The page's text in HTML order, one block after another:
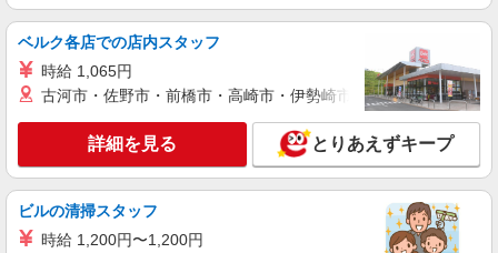
派遣社員
株式会社シエロ
時給1400円〜1450円（経験・能力による） ※
残業代支給 ★交通費別途支給（規定あり） ゜
+゜・。○。・゜+゜・。○。・゜+゜ 入社祝い金10
万円支給(規定有) お友達を紹介頂くと, インセンテ
ィブ支給(規定有) ★月2回払い・週払い可能（規程
有）★ ゜・。○。・゜+゜・。○。・゜+゜
山口県周南市古市の家電量販店
キープ 詳細を見る
紹介予定派遣
ベルク各店での店内スタッフ
時給 1,065円
古河市・佐野市・前橋市・高崎市・伊勢崎市・太田市・館林市
詳細を見る とりあえずキープ
ビルの清掃スタッフ
時給 1,200円〜1,200円